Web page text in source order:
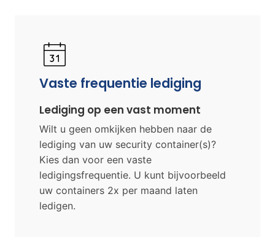
Vaste frequentie lediging
Lediging op een vast moment
Wilt u geen omkijken hebben naar de
lediging van uw security container(s)?
Kies dan voor een vaste
ledigingsfrequentie. U kunt bijvoorbeeld
uw containers 2x per maand laten
ledigen.